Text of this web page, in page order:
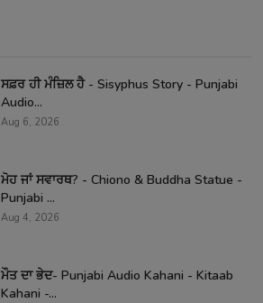
ਸਫ਼ਰ ਹੀ ਮੰਜ਼ਿਲ ਹੈ - Sisyphus Story - Punjabi
Audio...
Aug 6, 2026
ਮੋਹ ਜਾਂ ਸਵਾਰਥ? - Chiono & Buddha Statue -
Punjabi ...
Aug 4, 2026
ਮੌਤ ਦਾ ਭੇਦ- Punjabi Audio Kahani - Kitaab
Kahani -...